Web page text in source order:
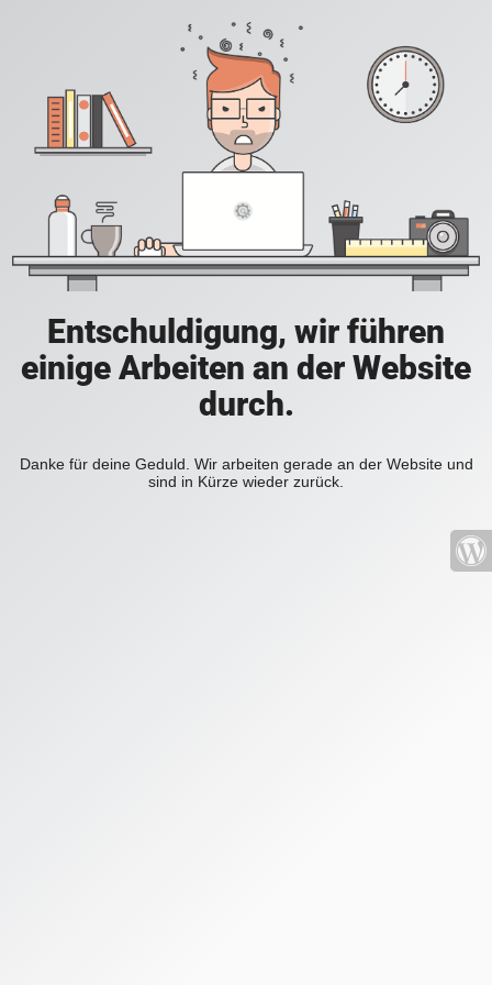
Entschuldigung, wir führen
einige Arbeiten an der Website
durch.
Danke für deine Geduld. Wir arbeiten gerade an der Website und
sind in Kürze wieder zurück.